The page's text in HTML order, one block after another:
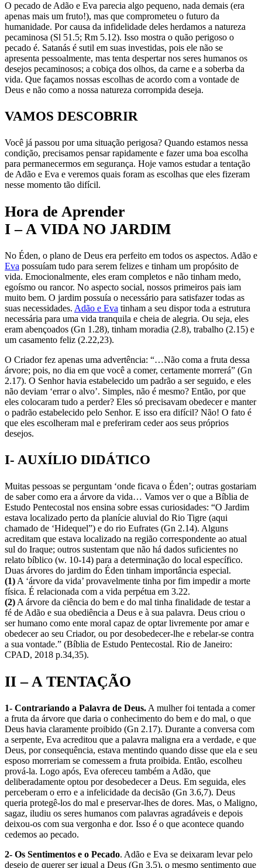
O pecado de Adão e Eva parecia algo pequeno, nada demais (era
apenas mais um fruto!), mas que comprometeu o futuro da
humanidade. Por causa da infidelidade deles herdamos a natureza
pecaminosa (Sl 51.5; Rm 5.12). Isso mostra o quão perigoso o
pecado é. Satanás é sutil em suas investidas, pois ele não se
apresenta pessoalmente, mas tenta despertar nos seres humanos os
desejos pecaminosos; a cobiça dos olhos, da carne e a soberba da
vida. Que façamos nossas escolhas de acordo com a vontade de
Deus e não como a nossa natureza corrompida deseja.
VAMOS DESCOBRIR
Você já passou por uma situação perigosa? Quando estamos nessa
condição, precisamos pensar rapidamente e fazer uma boa escolha
para permanecermos em segurança. Hoje vamos estudar a tentação
de Adão e Eva e veremos quais foram as escolhas que eles fizeram
nesse momento tão difícil.
Hora de Aprender
I – A VIDA NO JARDIM
No Éden, o plano de Deus era perfeito em todos os aspectos. Adão e
Eva possuíam tudo para serem felizes e tinham um propósito de
vida. Emocionalmente, eles eram completos e não tinham medo,
egoísmo ou rancor. No aspecto social, nossos primeiros pais iam
muito bem. O jardim possuía o necessário para satisfazer todas as
suas necessidades. Adão e Eva tinham a seu dispor toda a estrutura
necessária para uma vida tranquila e cheia de alegria. Ou seja, eles
eram abençoados (Gn 1.28), tinham moradia (2.8), trabalho (2.15) e
um casamento feliz (2.22,23).
O Criador fez apenas uma advertência: “…Não coma a fruta dessa
árvore; pois, no dia em que você a comer, certamente morrerá” (Gn
2.17). O Senhor havia estabelecido um padrão a ser seguido, e eles
não deviam ‘errar o alvo’. Simples, não é mesmo? Então, por que
eles colocaram tudo a perder? Eles só precisavam obedecer e manter
o padrão estabelecido pelo Senhor. E isso era difícil? Não! O fato é
que eles escolheram mal e preferiram ceder aos seus próprios
desejos.
I- AUXÍLIO DIDÁTICO
Muitas pessoas se perguntam ‘onde ficava o Éden’; outras gostariam
de saber como era a árvore da vida… Vamos ver o que a Bíblia de
Estudo Pentecostal nos ensina sobre essas curiosidades: “O Jardim
estava localizado perto da planície aluvial do Rio Tigre (aqui
chamado de ‘Hidequel”) e do rio Eufrates (Gn 2.14). Alguns
acreditam que estava localizado na região correspondente ao atual
sul do Iraque; outros sustentam que não há dados suficientes no
relato bíblico (w. 10-14) para a determinação do local específico.
Duas árvores do jardim do Éden tinham importância especial.
(1) A ‘árvore da vida’ provavelmente tinha por fim impedir a morte
física. É relacionada com a vida perpétua em 3.22.
(2) A árvore da ciência do bem e do mal tinha finalidade de testar a
fé de Adão e sua obediência a Deus e à sua palavra. Deus criou o
ser humano como ente moral capaz de optar livremente por amar e
obedecer ao seu Criador, ou por desobedecer-lhe e rebelar-se contra
a sua vontade.” (Bíblia de Estudo Pentecostal. Rio de Janeiro:
CPAD, 2018 p.34,35).
II – A TENTAÇÃO
1- Contrariando a Palavra de Deus.A mulher foi tentada a comer
a fruta da árvore que daria o conhecimento do bem e do mal, o que
Deus havia claramente proibido (Gn 2.17). Durante a conversa com
a serpente, Eva acreditou que a palavra maligna era a verdade, e que
Deus, por consequência, estava mentindo quando disse que ela e seu
esposo morreriam se comessem a fruta proibida. Então, escolheu
prová-la. Logo após, Eva ofereceu também a Adão, que
deliberadamente optou por desobedecer a Deus. Em seguida, eles
perceberam o erro e a infelicidade da decisão (Gn 3.6,7). Deus
queria protegê-los do mal e preservar-lhes de dores. Mas, o Maligno,
sagaz, iludiu os seres humanos com palavras agradáveis e depois
deixou-os com sua vergonha e dor. Isso é o que acontece quando
cedemos ao pecado.
2- Os Sentimentos e o Pecado. Adão e Eva se deixaram levar pelo
desejo de querer ser igual a Deus (Gn 3.5), o mesmo sentimento que